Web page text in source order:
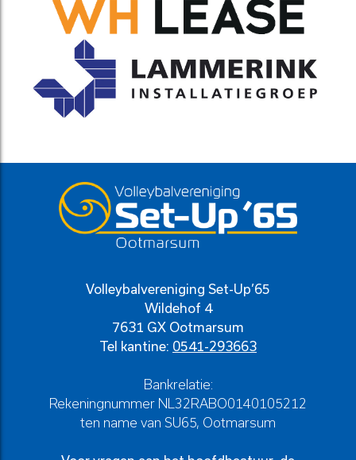
Volleybalvereniging Set-Up’65
Wildehof 4
7631 GX Ootmarsum
Tel kantine: 0541-293663
Bankrelatie:
Rekeningnummer NL32RABO0140105212
ten name van SU65, Ootmarsum